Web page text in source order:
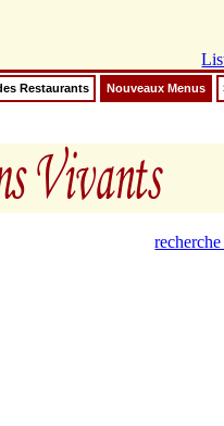
Restaurants Nouveaux Menus